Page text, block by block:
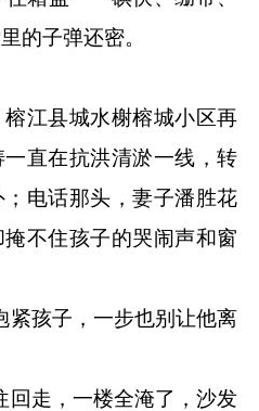
的子弹还密。
江县城水榭榕城小区再
直在抗洪清淤一线，转
电话那头，妻子潘胜花
不住孩子的哭闹声和窗
孩子，一步也别让他离
走，一楼全淹了，沙发